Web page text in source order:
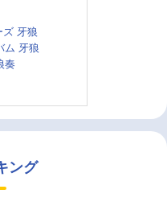
ズ 牙狼
ム 牙狼
奏
ング